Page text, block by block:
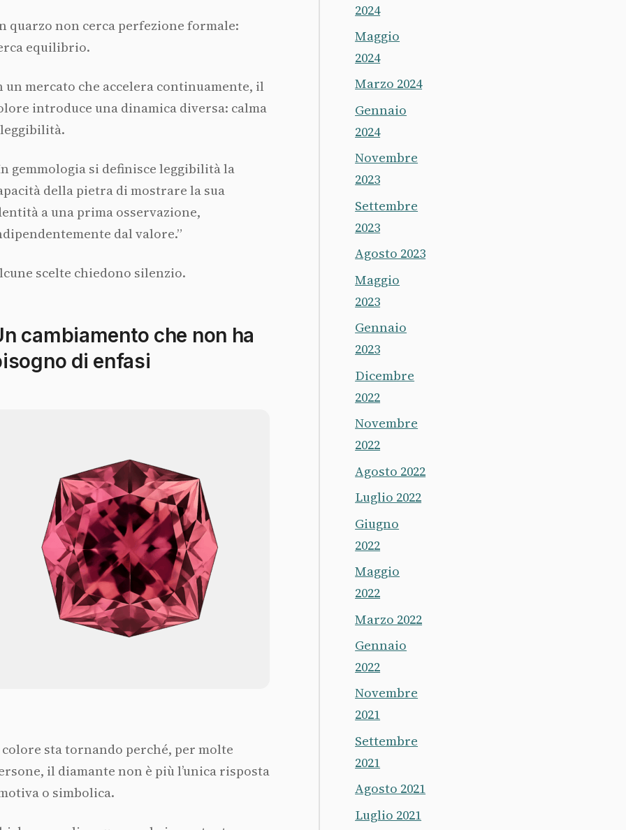
quarzo non cerca perfezione formale:
equilibrio.
un mercato che accelera continuamente, il
introduce una dinamica diversa: calma
gemmologia si definisce leggibilità la
della pietra di mostrare la sua
a una prima osservazione,
dal valore.”
scelte chiedono silenzio.
cambiamento che non ha
di enfasi
sta tornando perché, per molte
il diamante non è più l’unica risposta
o simbolica.
2024
Maggio
2024
Marzo 2024
Gennaio
2024
Novembre
2023
Settembre
2023
Agosto 2023
Maggio
2023
Gennaio
2023
Dicembre
2022
Novembre
2022
Agosto 2022
Luglio 2022
Giugno
2022
Maggio
2022
Marzo 2022
Gennaio
2022
Novembre
2021
Settembre
2021
Agosto 2021
Luglio 2021